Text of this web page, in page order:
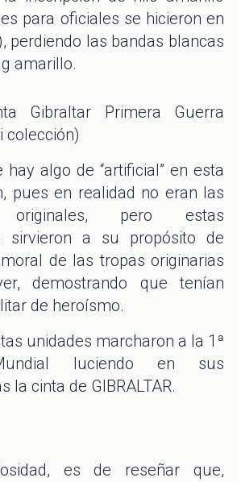
para oficiales se hicieron en
perdiendo las bandas blancas
amarillo.
Gibraltar Primera Guerra
colección)
hay algo de “artificial” en esta
pues en realidad no eran las
originales, pero estas
sirvieron a su propósito de
de las tropas originarias
demostrando que tenían
de heroísmo.
unidades marcharon a la 1ª
luciendo en sus
la cinta de GIBRALTAR.
es de reseñar que,